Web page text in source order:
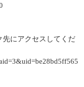
先にアクセスしてくだ